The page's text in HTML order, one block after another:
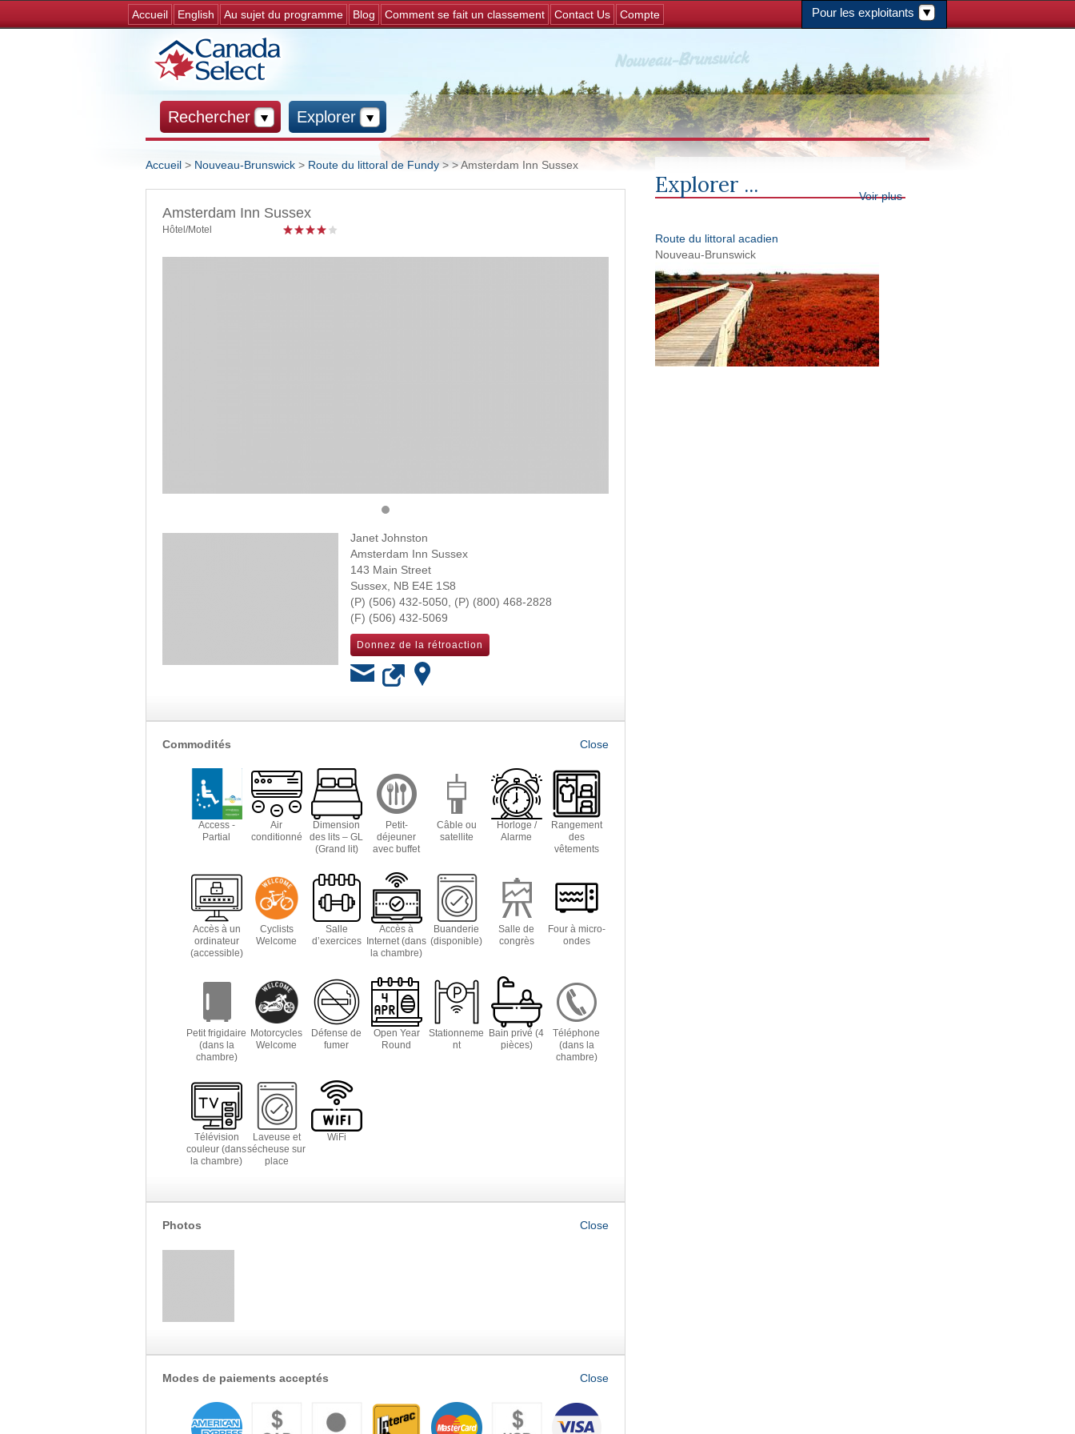
Jump to navigation
Accueil English Au sujet du programme Blog Pour les exploitants
Comment se fait un classement Contact Us Compte
Rechercher Explorer
Explorer ... Voir plus
Route du littoral acadien
Nouveau-Brunswick
Vous êtes ici
Accueil > Nouveau-Brunswick > Route du littoral de Fundy > > Amsterdam Inn Sussex
Amsterdam Inn Sussex
Hôtel/Motel
Janet Johnston
Amsterdam Inn Sussex
143 Main Street
Sussex NB E4E 1S8
(506) 432-5050
(800) 468-2828
(506) 432-5069
Donnez de la rétroaction
Commodités
Access -
Partial
Air
conditionné
Dimension
des lits – GL
(Grand lit)
Petit-
déjeuner
avec buffet
Câble ou
satellite
Horloge /
Alarme
Rangement
des
vêtements
Accès à un
ordinateur
(accessible)
Cyclists
Welcome
Salle
d’exercices
Accès à
Internet (dans
la chambre)
Buanderie
(disponible)
Salle de
congrès
Four à micro-
ondes
Petit frigidaire
(dans la
chambre)
Motorcycles
Welcome
Défense de
fumer
Open Year
Round
Stationneme
nt
Bain privé (4
pièces)
Téléphone
(dans la
chambre)
Télévision
couleur (dans
la chambre)
Laveuse et
sécheuse sur
place
WiFi
Photos
Modes de paiements acceptés